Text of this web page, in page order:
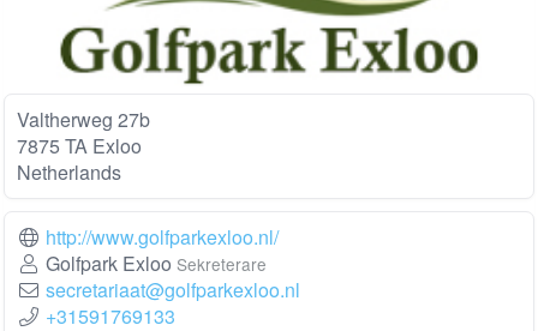
Valtherweg 27b
7875 TA Exloo
Netherlands
http://www.golfparkexloo.nl/
Golfpark Exloo Sekreterare
secretariaat@golfparkexloo.nl
+31591769133